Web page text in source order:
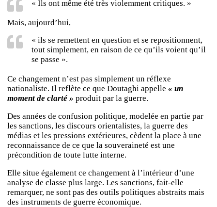
« Ils ont même été très violemment critiques. »
Mais, aujourd’hui,
« ils se remettent en question et se repositionnent,
tout simplement, en raison de ce qu’ils voient qu’il
se passe ».
Ce changement n’est pas simplement un réflexe
nationaliste. Il reflète ce que Doutaghi appelle « un
moment de clarté » produit par la guerre.
Des années de confusion politique, modelée en partie par
les sanctions, les discours orientalistes, la guerre des
médias et les pressions extérieures, cèdent la place à une
reconnaissance de ce que la souveraineté est une
précondition de toute lutte interne.
Elle situe également ce changement à l’intérieur d’une
analyse de classe plus large. Les sanctions, fait-elle
remarquer, ne sont pas des outils politiques abstraits mais
des instruments de guerre économique.